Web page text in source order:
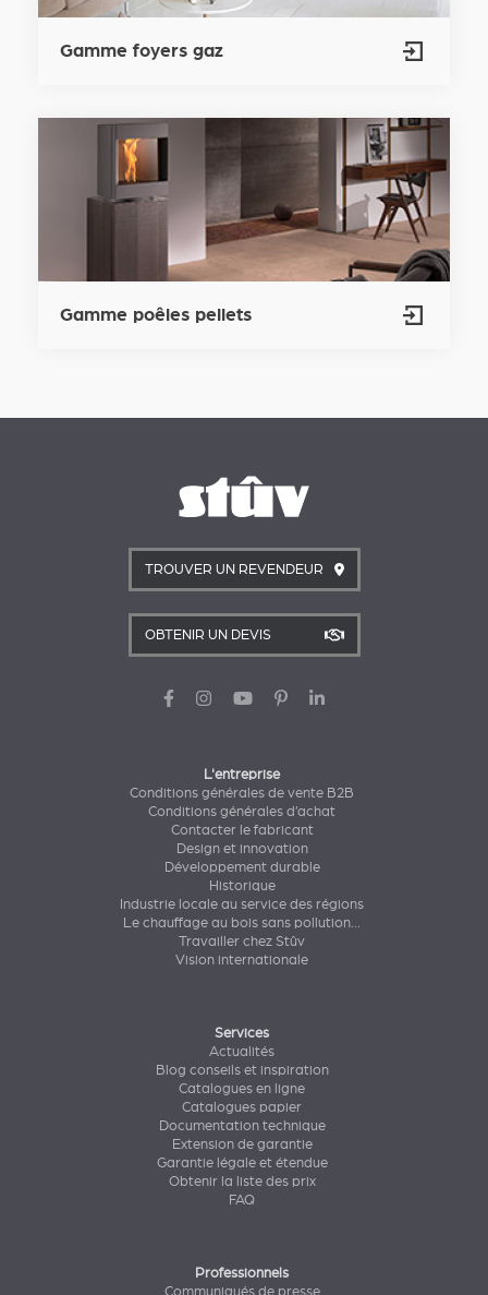
Gamme foyers gaz
Gamme poêles pellets
TROUVER UN REVENDEUR
OBTENIR UN DEVIS
L'entreprise
Conditions générales de vente B2B
Conditions générales d’achat
Contacter le fabricant
Design et innovation
Développement durable
Historique
Industrie locale au service des régions
Le chauffage au bois sans pollution...
Travailler chez Stûv
Vision internationale
Services
Actualités
Blog conseils et inspiration
Catalogues en ligne
Catalogues papier
Documentation technique
Extension de garantie
Garantie légale et étendue
Obtenir la liste des prix
FAQ
Professionnels
Communiqués de presse